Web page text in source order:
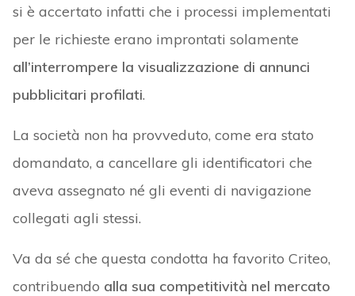
si è accertato infatti che i processi implementati
per le richieste erano improntati solamente
all’interrompere la visualizzazione di annunci
pubblicitari profilati.
La società non ha provveduto, come era stato
domandato, a cancellare gli identificatori che
aveva assegnato né gli eventi di navigazione
collegati agli stessi.
Va da sé che questa condotta ha favorito Criteo,
contribuendo alla sua competitività nel mercato